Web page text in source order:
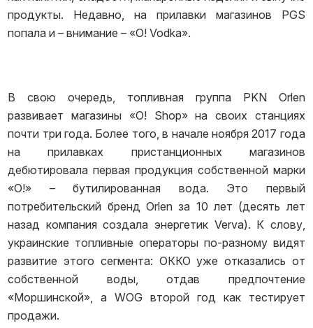
продукты. Недавно, на прилавки магазинов PGS
попала и – внимание – «O! Vodka».
В свою очередь, топливная группа PKN Orlen
развивает магазины «O! Shop» на своих станциях
почти три года. Более того, в начале ноября 2017 года
на прилавках пристанционных магазинов
дебютировала первая продукция собственной марки
«О!» – бутилированная вода. Это первый
потребительский бренд Orlen за 10 лет (десять лет
назад компания создала энергетик Verva). К слову,
украинские топливные операторы по-разному видят
развитие этого сегмента: ОККО уже отказались от
собственной воды, отдав предпочтение
«Моршинской», а WOG второй год как тестирует
продажи.